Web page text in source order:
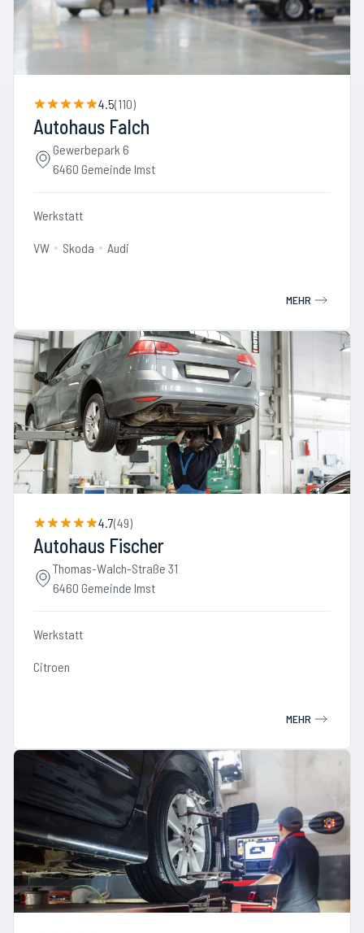
4.5(110)
Autohaus Falch
Gewerbepark 6
6460 Gemeinde Imst
Werkstatt
VW Skoda Audi
MEHR
4.7(49)
Autohaus Fischer
Thomas-Walch-Straße 31
6460 Gemeinde Imst
Werkstatt
Citroen
MEHR